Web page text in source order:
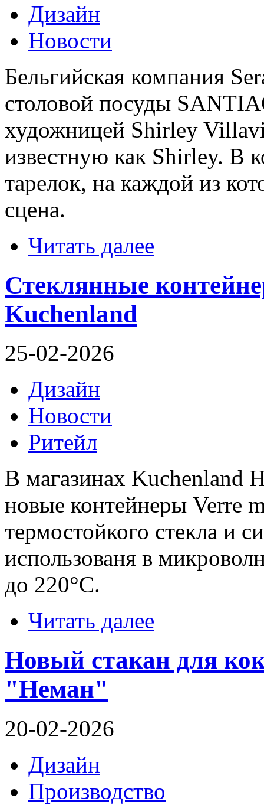
Дизайн
Новости
Бельгийская компания
столовой посуды
художницей Shirley
известную как Shirley. В
тарелок, на каждой из
сцена.
Читать далее
Стеклянные
Kuchenland
25-02-2026
Дизайн
Новости
Ритейл
В магазинах Kuchenland
новые контейнеры Verre
термостойкого стекла и
использованя в
до 220°C.
Читать далее
Новый стакан для
"Неман"
20-02-2026
Дизайн
Производство